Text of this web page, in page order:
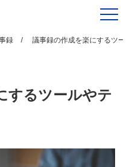
録 議事録の作成を楽にするツー
するツールやテ